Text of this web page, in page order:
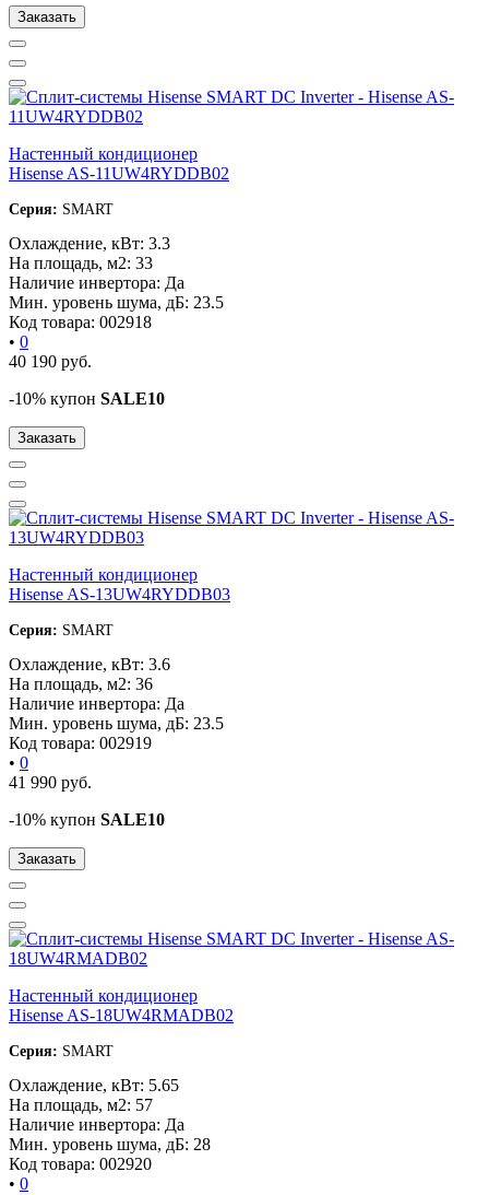
Заказать
Настенный кондиционер
Hisense AS-11UW4RYDDB02
Серия: SMART
Охлаждение, кВт: 3.3
На площадь, м2: 33
Наличие инвертора: Да
Мин. уровень шума, дБ: 23.5
Код товара: 002918
• 0
40 190 руб.
-10% купон SALE10
Заказать
Настенный кондиционер
Hisense AS-13UW4RYDDB03
Серия: SMART
Охлаждение, кВт: 3.6
На площадь, м2: 36
Наличие инвертора: Да
Мин. уровень шума, дБ: 23.5
Код товара: 002919
• 0
41 990 руб.
-10% купон SALE10
Заказать
Настенный кондиционер
Hisense AS-18UW4RMADB02
Серия: SMART
Охлаждение, кВт: 5.65
На площадь, м2: 57
Наличие инвертора: Да
Мин. уровень шума, дБ: 28
Код товара: 002920
• 0